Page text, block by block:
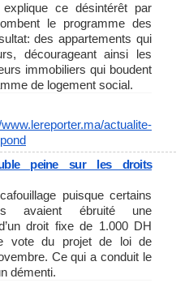
ce désintérêt par
le programme des
des appartements qui
décourageant ainsi les
immobiliers qui boudent
de logement social.
actualite-
peine sur les droits
puisque certains
avaient ébruité une
droit fixe de 1.000 DH
vote du projet de loi de
Ce qui a conduit le
démenti.